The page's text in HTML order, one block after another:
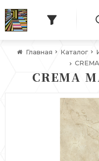
Главная Каталог
CREMA